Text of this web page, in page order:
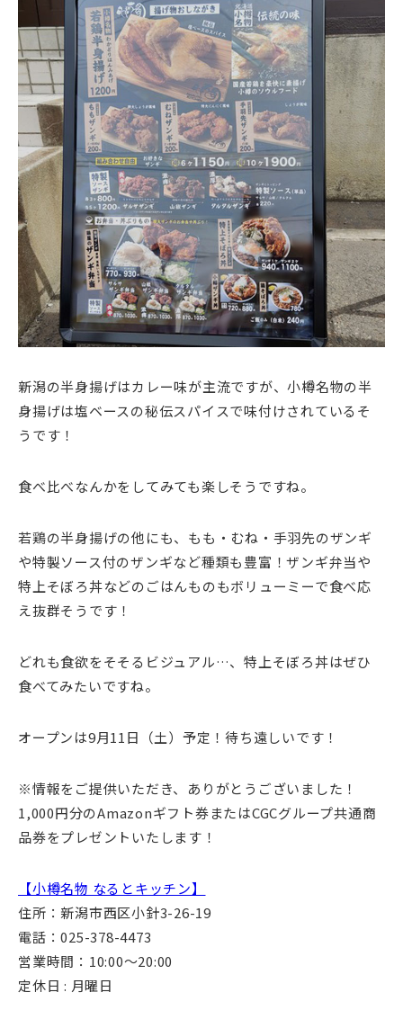
新潟の半身揚げはカレー味が主流ですが、小樽名物の半
身揚げは塩ベースの秘伝スパイスで味付けされているそ
うです！
食べ比べなんかをしてみても楽しそうですね。
若鶏の半身揚げの他にも、もも・むね・手羽先のザンギ
や特製ソース付のザンギなど種類も豊富！ザンギ弁当や
特上そぼろ丼などのごはんものもボリューミーで食べ応
え抜群そうです！
どれも食欲をそそるビジュアル…、特上そぼろ丼はぜひ
食べてみたいですね。
オープンは9月11日（土）予定！待ち遠しいです！
※情報をご提供いただき、ありがとうございました！
1,000円分のAmazonギフト券またはCGCグループ共通商
品券をプレゼントいたします！
【小樽名物 なるとキッチン】
住所：新潟市西区小針3-26-19
電話：025-378-4473
営業時間：10:00～20:00
定休日 : 月曜日